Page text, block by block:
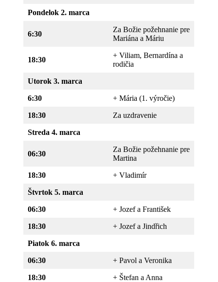
Pondelok 2. marca
6:30
Za Božie požehnanie pre
Mariána a Máriu
18:30
+ Viliam, Bernardína a
rodičia
Utorok 3. marca
6:30 + Mária (1. výročie)
18:30 Za uzdravenie
Streda 4. marca
06:30
Za Božie požehnanie pre
Martina
18:30 + Vladimír
Štvrtok 5. marca
06:30 + Jozef a František
18:30 + Jozef a Jindřich
Piatok 6. marca
06:30 + Pavol a Veronika
18:30 + Štefan a Anna